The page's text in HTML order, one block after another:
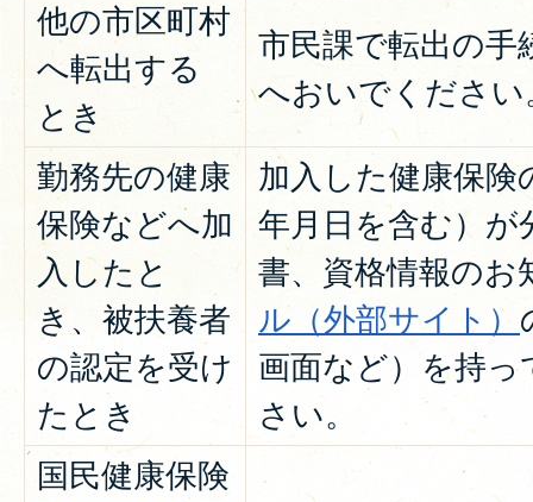
他の市区町村
へ転出する
とき
市民課で転出の手
へおいでください
勤務先の健康
保険などへ加
入したと
き、被扶養者
の認定を受け
たとき
加入した健康保険
年月日を含む）が
書、資格情報のお
ル（外部サイト）
画面など）を持
さい。
国民健康保険